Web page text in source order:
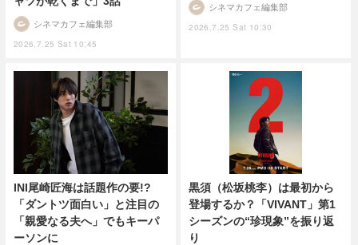
2026.7.25 Sat 10:45
シネマカフェ編集部 2026.7.25 Sat 10:30
シネマカフェ編集部
INI尾崎匠海は話題作の要!?
「ダントツ面白い」と注目の
「親愛なる夫へ」でもキーパ
ーソンに
黒須（松坂桃李）は最初から
登場するか？「VIVANT」第1
シーズンの“珍現象”を振り返
り